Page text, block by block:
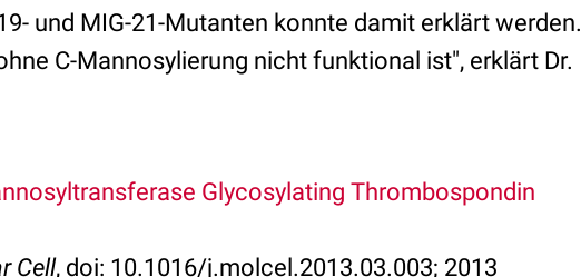
und MIG-21-Mutanten konnte damit erklärt werden.
C-Mannosylierung nicht funktional ist", erklärt Dr.
Glycosylating Thrombospondin
Cell, doi: 10.1016/j.molcel.2013.03.003; 2013